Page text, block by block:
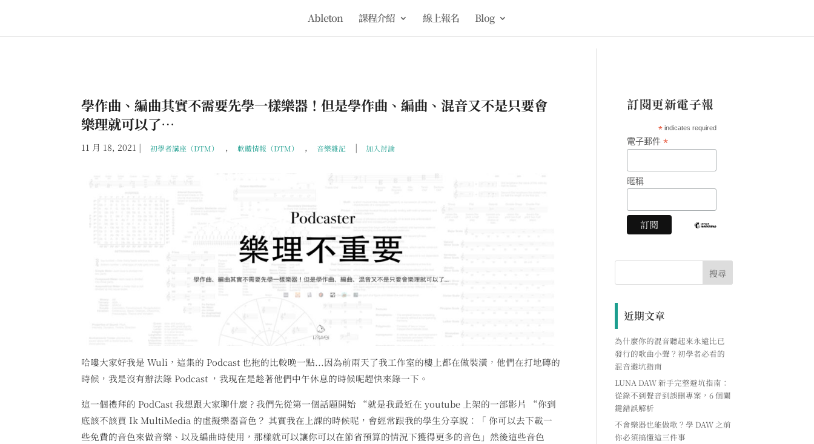
Ableton 課程介紹 線上報名 Blog
學作曲、編曲其實不需要先學一樣樂器！但是學作曲、編曲、混音又不是只要會
樂理就可以了…
11 月 18, 2021 | 初學者講座（DTM） , 軟體情報（DTM） , 音樂雜記 | 加入討論
哈嘍大家好我是 Wuli，這集的 Podcast 也拖的比較晚一點...因為前兩天了我工作室的樓上都在做裝潢，他們在打地磚的
時候，我是沒有辦法錄 Podcast ，我現在是趁著他們中午休息的時候呢趕快來錄一下。
這一個禮拜的 PodCast 我想跟大家聊什麼 ? 我們先從第一個話題開始 “就是我最近在 youtube 上架的一部影片 “你到
底該不該買 Ik MultiMedia 的虛擬樂器音色？ 其實我在上課的時候呢，會經常跟我的學生分享說：「 你可以去下載一
些免費的音色來做音樂、以及編曲時使用，那樣就可以讓你可以在節省預算的情況下獲得更多的音色」然後這些音色
訂閱更新電子報
* indicates required
電子郵件*
暱稱
近期文章
為什麼你的混音聽起來永遠比已
發行的歌曲小聲？初學者必看的
混音避坑指南
LUNA DAW 新手完整避坑指南：
從錄不到聲音到誤刪專案，6 個關
鍵錯誤解析
不會樂器也能做歌？學 DAW 之前
你必須搞懂這三件事